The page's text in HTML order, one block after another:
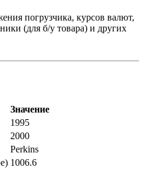
погрузчика, курсов валют,
(для б/у товара) и других
Значение
1995
2000
Perkins
1006.6